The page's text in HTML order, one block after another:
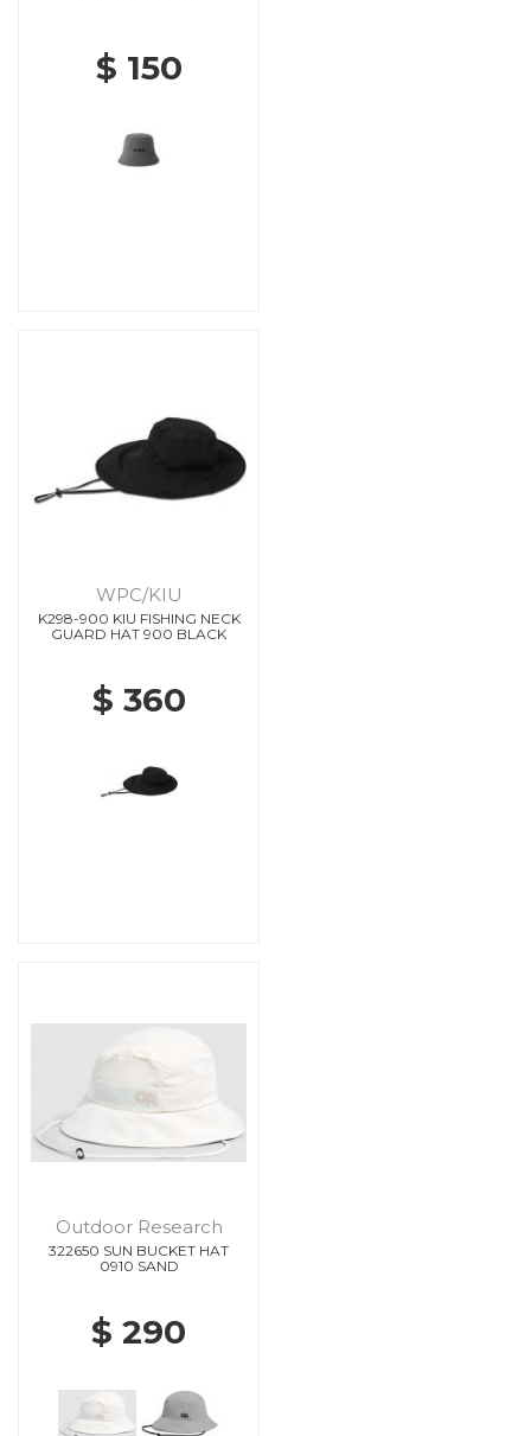
$ 150
WPC/KIU
K298-900 KIU FISHING NECK
GUARD HAT 900 BLACK
$ 360
Outdoor Research
322650 SUN BUCKET HAT
0910 SAND
$ 290